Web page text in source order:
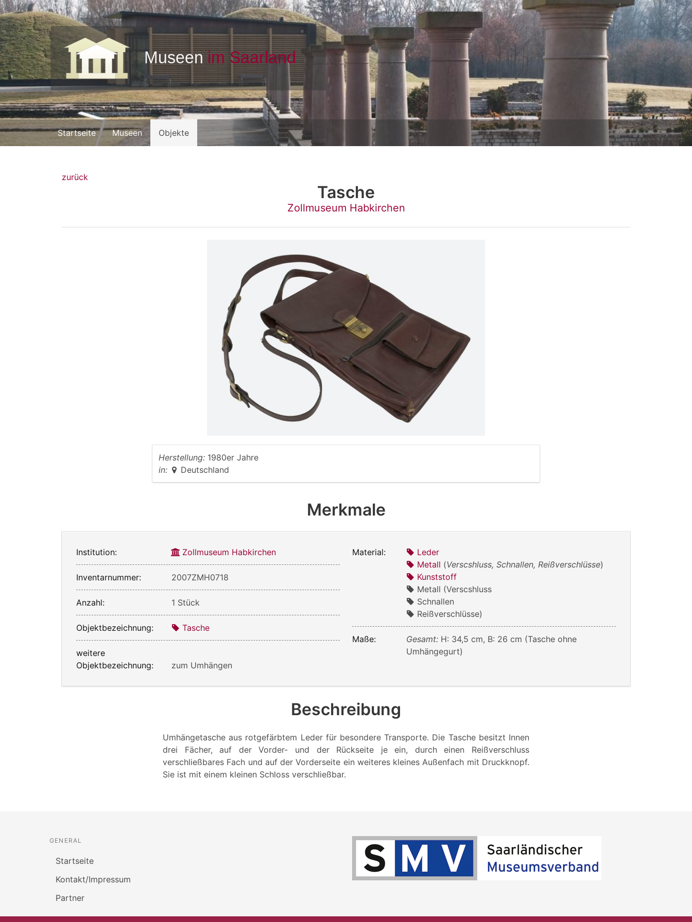
Startseite Museen Objekte
zurück
Tasche
Zollmuseum Habkirchen
Herstellung: 1980er Jahre
in:
Deutschland
Merkmale
Institution: Zollmuseum Habkirchen
Inventarnummer: 2007ZMH0718
Anzahl: 1 Stück
Objektbezeichnung: Tasche
weitere
Objektbezeichnung:
zum Umhängen
Material:
Leder
Metall (Verscshluss, Schnallen, Reißverschlüsse)
Kunststoff
Metall (Verscshluss
Schnallen
Reißverschlüsse)
Maße: Gesamt: H: 34,5 cm, B: 26 cm (Tasche ohne
Umhängegurt)
Beschreibung
Umhängetasche aus rotgefärbtem Leder für besondere Transporte. Die Tasche besitzt Innen
drei Fächer, auf der Vorder- und der Rückseite je ein, durch einen Reißverschluss
verschließbares Fach und auf der Vorderseite ein weiteres kleines Außenfach mit Druckknopf.
Sie ist mit einem kleinen Schloss verschließbar.
GENERAL
Startseite
Kontakt/Impressum
Partner